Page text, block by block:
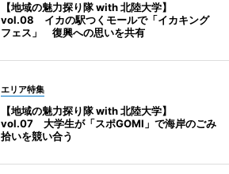
【地域の魅力探り隊 with 北陸大学】
vol.08 イカの駅つくモールで「イカキング
フェス」 復興への思いを共有
エリア特集
【地域の魅力探り隊 with 北陸大学】
vol.07 大学生が「スポGOMI」で海岸のごみ
拾いを競い合う